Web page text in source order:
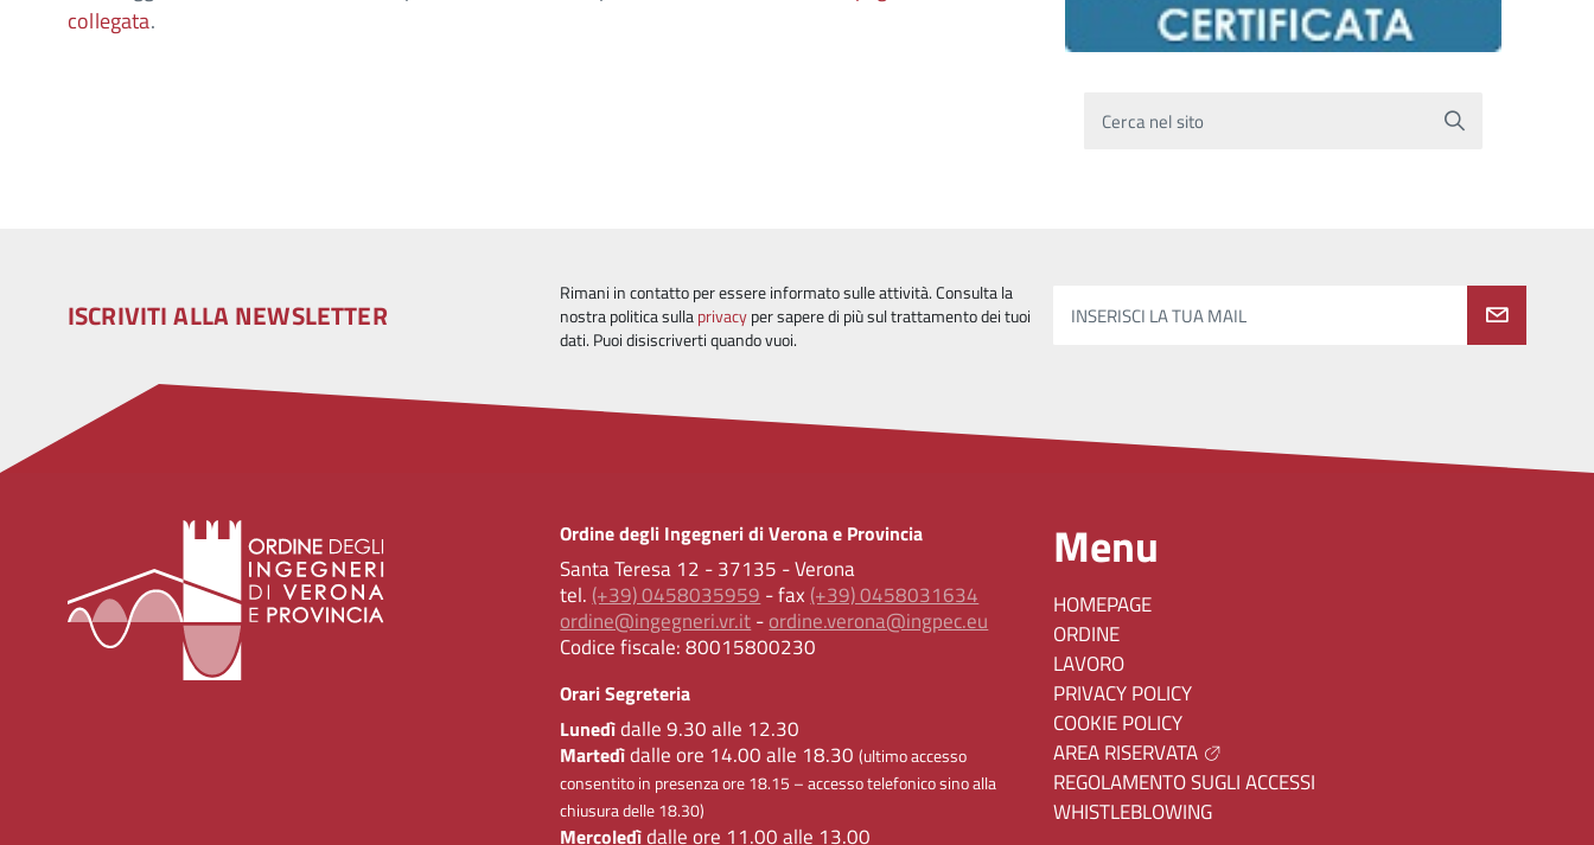
collegata.
Cerca nel sito
ISCRIVITI ALLA NEWSLETTER
Rimani in contatto per essere informato sulle attività. Consulta la
nostra politica sullaprivacyper sapere di più sul trattamento dei tuoi
dati. Puoi disiscriverti quando vuoi.
INSERISCI LA TUA MAIL
Ordine degli Ingegneri di Verona e Provincia
Santa Teresa 12 - 37135 - Verona
tel.(+39) 0458035959- fax(+39) 0458031634
ordine@ingegneri.vr.it-ordine.verona@ingpec.eu
Codice fiscale:80015800230
Orari Segreteria
Lunedìdalle 9.30 alle 12.30
Martedìdalle ore 14.00 alle 18.30(ultimo accesso
consentito in presenza ore 18.15 – accesso telefonico sino alla
chiusura delle 18.30)
Mercoledìdalle ore 11.00 alle 13.00
Menu
HOMEPAGE
ORDINE
LAVORO
PRIVACY POLICY
COOKIE POLICY
AREA RISERVATA
REGOLAMENTO SUGLI ACCESSI
WHISTLEBLOWING